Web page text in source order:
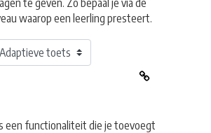
te geven. Zo bepaal je via de
waarop een leerling presteert.
een functionaliteit die je toevoegt